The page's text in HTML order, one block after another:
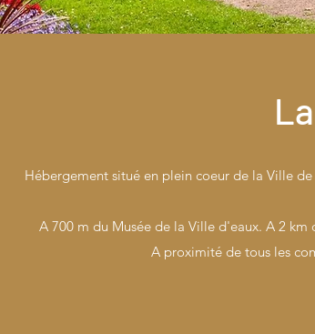
Hébergement situé en plein coeur de la Ville
A 700 m du Musée de la Ville d'eaux. A 2 km
A proximité de tous les